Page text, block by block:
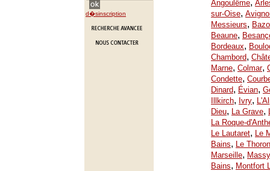
d�sinscription
Angoulême,
sur-Oise,
Messieurs,
Beaune,
Bordeaux,
Chambord,
Marne, Colmar,
Condette,
Dinard, Évian,
Illkirch, Ivry,
Dieu, La Grave,
La Roque-
Le Lautaret, Le
Bains, Le
Marseille, Massy
Bains, Montfort